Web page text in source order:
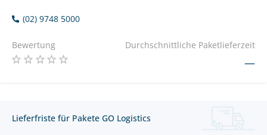
(02) 9748 5000
Bewertung Durchschnittliche Paketlieferzeit
—
Lieferfriste für Pakete GO Logistics